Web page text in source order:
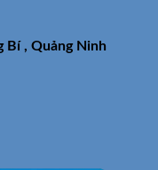
Bí , Quảng Ninh